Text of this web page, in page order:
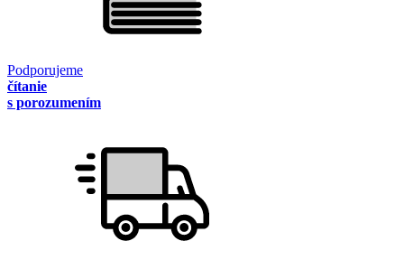
Podporujeme
čítanie
s porozumením